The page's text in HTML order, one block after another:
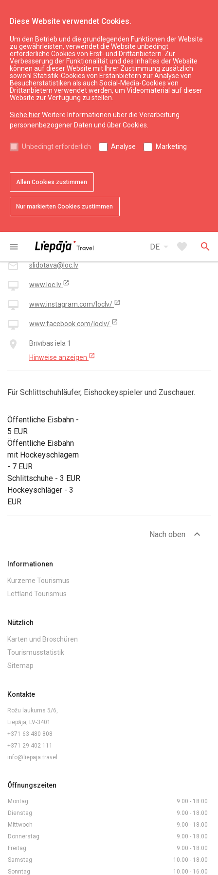
Diese Website verwendet Cookies.
Um den Betrieb und die grundlegenden Funktionen der Website
zu gewährleisten, verwendet die Website unbedingt
erforderliche Cookies von Erst- und Drittanbietern. Zur
Verbesserung der Funktionalität und des Inhaltes der Website
können auf dieser Website mit Ihrer Zustimmung zusätzlich
sowohl Statistik-Cookies von Erstanbietern zur Analyse von
Besucherstatistiken als auch Social-Media-Cookies von
Drittanbietern verwendet werden, um Videomaterial auf dieser
Website zur Verfügung zu stellen.
Siehe hierWeitere Informationen über die Verarbeitung
personenbezogener Daten und über Cookies.
Unbedingt erforderlich Analyse Marketing
Allen Cookies zustimmen
Nur markierten Cookies zustimmen
menu DE arrow_drop_down favorite search
Sehen & Tun Freizeitaktivitäten
LOC Eishalle
Öffentliche Eisbahn -
5 EUR
Öffentliche Eisbahn
mit Hockeyschlägern
- 7 EUR
Schlittschuhe - 3 EUR
Hockeyschläger - 3
EUR
smartphone +371 25 716 662
mail_outline slidotava@loc.lv
desktop_mac www.loc.lv open_in_new
desktop_mac www.instagram.com/loclv/ open_in_new
desktop_mac www.facebook.com/loclv/ open_in_new
place
Brīvības iela 1
Hinweise anzeigen open_in_new
Für Schlittschuhläufer, Eishockeyspieler und Zuschauer.
Nach oben expand_less
Informationen
Kurzeme Tourismus
Lettland Tourismus
Nützlich
Karten und Broschüren
Tourismusstatistik
Sitemap
Kontakte
Rožu laukums 5/6,
Liepāja, LV-3401
+371 63 480 808
+371 29 402 111
info@liepaja.travel
Öffnungszeiten
Montag
9.00 - 18.00
Dienstag
9.00 - 18.00
Mittwoch
9.00 - 18.00
Donnerstag
9.00 - 18.00
Freitag
9.00 - 18.00
Samstag
10.00 - 18.00
Sonntag
10.00 - 16.00